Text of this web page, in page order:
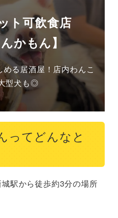
ト可飲食店
かもん】
る居酒屋！店内わんこ
型犬も◎
ってどんなと
駅から徒歩約3分の場所